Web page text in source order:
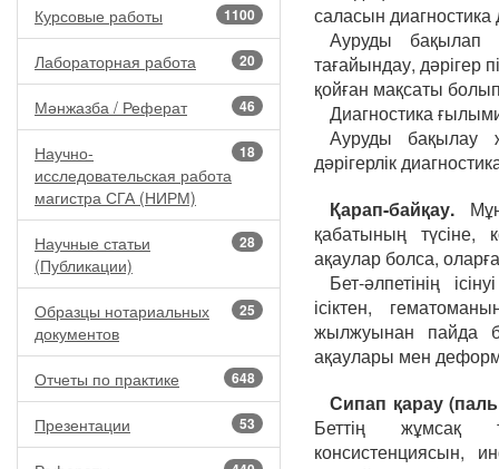
1100
Курсовые работы
20
Лабораторная работа
46
Мәнжазба / Реферат
18
Научно-
исследовательская работа
магистра СГА (НИРМ)
28
Научные статьи
(Публикации)
25
Образцы нотариальных
документов
648
Отчеты по практике
53
Презентации
саласын диагностика
Ауруды
тағайындау, дәрігер
қойған мақсаты
Диагностика
Ауруды бақылау
дәрігерлік
Қарап-байқау.
қабатының түсіне,
ақаулар болса,
Бет-әлпетінің
ісіктен,
жылжуынан пайда
ақаулары мен
Сипап қарау
Беттің жұмсақ
консистенциясын,